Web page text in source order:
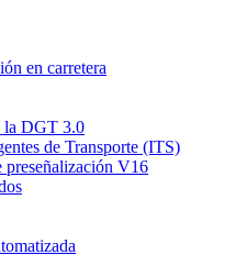
en carretera
la DGT 3.0
de Transporte (ITS)
preseñalización V16